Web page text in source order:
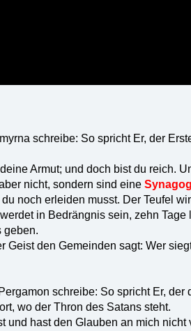
schreibe: So spricht Er, der
Armut; und doch bist du reich.
nicht, sondern sind eine
noch erleiden musst. Der Teufel
in Bedrängnis sein, zehn Tage
geben.
Geist den Gemeinden sagt: Wer
schreibe: So spricht Er,
wo der Thron des Satans steht.
und hast den Glauben an mich nicht